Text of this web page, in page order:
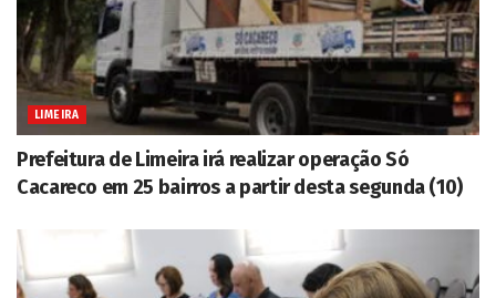
LIMEIRA
Prefeitura de Limeira irá realizar operação Só
Cacareco em 25 bairros a partir desta segunda (10)